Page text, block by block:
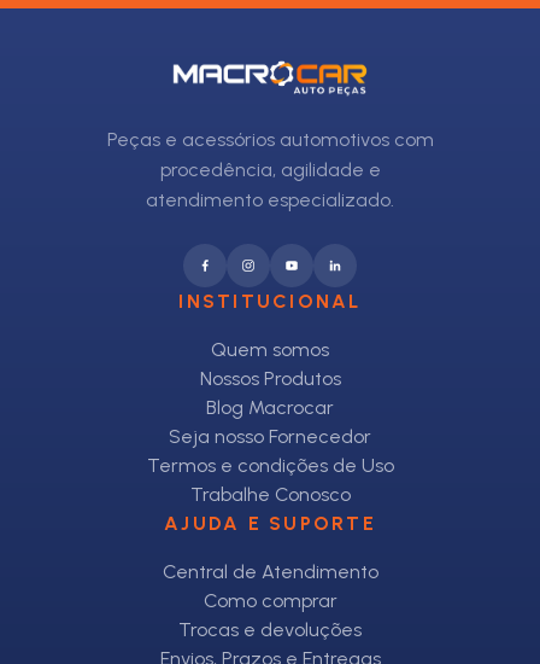
Peças e acessórios automotivos com
procedência, agilidade e
atendimento especializado.
INSTITUCIONAL
Quem somos
Nossos Produtos
Blog Macrocar
Seja nosso Fornecedor
Termos e condições de Uso
Trabalhe Conosco
AJUDA E SUPORTE
Central de Atendimento
Como comprar
Trocas e devoluções
Envios, Prazos e Entregas